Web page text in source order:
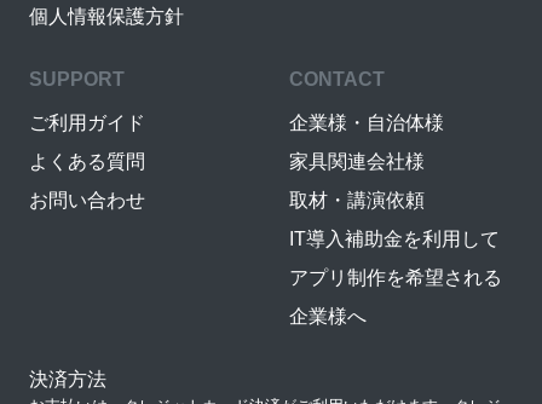
個人情報保護方針
SUPPORT
ご利用ガイド
よくある質問
お問い合わせ
CONTACT
企業様・自治体様
家具関連会社様
取材・講演依頼
IT導入補助金を利用して
アプリ制作を希望される
企業様へ
決済方法